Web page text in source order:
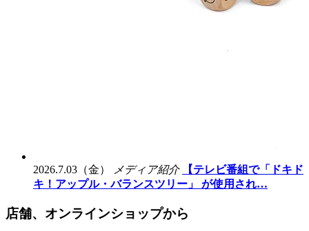
2026.7.03（金） メディア紹介
【テレビ番組で「ドキド
キ！アップル・バランスツリー」 が使用され…
店舗、オンラインショップから